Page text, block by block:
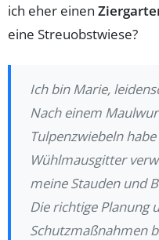
ich eher einen
eine Streuobstwiese?
Ich bin Marie,
Nach einem
Tulpenzwiebeln
Wühlmausgitter
meine Stauden und
Die richtige Planung
Schutzmaßnahmen